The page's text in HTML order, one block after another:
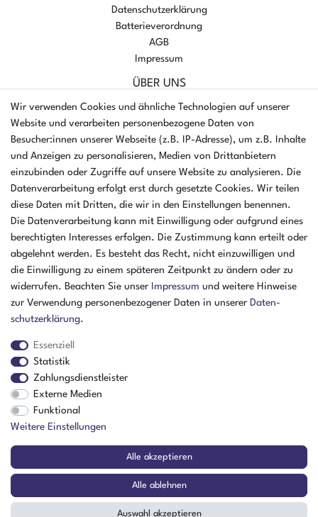
Datenschutzerklärung
Batterieverordnung
AGB
Impressum
ÜBER UNS
AMIKON GMBH
Einsteinstr. 8a
46325 Borken
Deutschland
Öffnungszeiten Montag - Donnerstag
07:30 - 16:00 Uhr
Öffnungszeiten Freitag
07:30 - 15:00 Uhr
Sperrgut, Spedition und Versand ins Ausland
² Nur für Firmen mit Sitz in Deutschland
© Copyright 2026 Amikon GmbH | Alle Rechte vorbehalten.
Wir verwenden Cookies und ähnliche Technologien auf unserer
Website und verarbeiten personenbezogene Daten von
Besucher:innen unserer Webseite (z.B. IP-Adresse), um z.B. Inhalte
und Anzeigen zu personalisieren, Medien von Drittanbietern
einzubinden oder Zugriffe auf unsere Website zu analysieren. Die
Datenverarbeitung erfolgt erst durch gesetzte Cookies. Wir teilen
diese Daten mit Dritten, die wir in den Einstellungen benennen.
Die Datenverarbeitung kann mit Einwilligung oder aufgrund eines
berechtigten Interesses erfolgen. Die Zustimmung kann erteilt oder
abgelehnt werden. Es besteht das Recht, nicht einzuwilligen und
die Einwilligung zu einem späteren Zeitpunkt zu ändern oder zu
widerrufen. Beachten Sie unser Impressum und weitere Hinweise
zur Verwendung personenbezogener Daten in unserer Daten­
schutz­erklärung.
Essenziell
Statistik
Zahlungsdienstleister
Externe Medien
Funktional
Weitere Einstellungen
Alle akzeptieren
Alle ablehnen
Auswahl akzeptieren